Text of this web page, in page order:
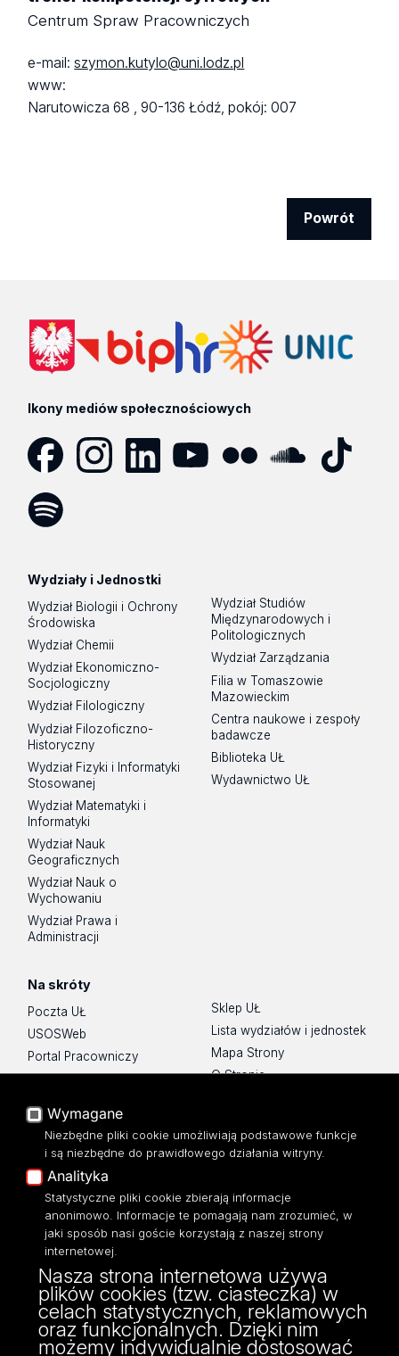
Centrum Spraw Pracowniczych
e-mail:szymon.kutylo@uni.lodz.pl
www:
Narutowicza 68 ,90-136 Łódź,pokój: 007
Powrót
Ikony mediów społecznościowych
Wydziały i Jednostki
Wydział Biologii i Ochrony
Środowiska
Wydział Chemii
Wydział Ekonomiczno-
Socjologiczny
Wydział Filologiczny
Wydział Filozoficzno-
Historyczny
Wydział Fizyki i Informatyki
Stosowanej
Wydział Matematyki i
Informatyki
Wydział Nauk
Geograficznych
Wydział Nauk o
Wychowaniu
Wydział Prawa i
Administracji
Wydział Studiów
Międzynarodowych i
Politologicznych
Wydział Zarządzania
Filia w Tomaszowie
Mazowieckim
Centra naukowe i zespoły
badawcze
Biblioteka UŁ
Wydawnictwo UŁ
Na skróty
Poczta UŁ
USOSWeb
Portal Pracowniczy
Baza Aktów Własnych
Moodle
Eksperci UŁ
Polityka Prywatności
Dostępność
Sklep UŁ
Lista wydziałów i jednostek
Mapa Strony
O Stronie
ul. Narutowicza 68, 90-136 Łódź
NIP: 724 000 32 43
Adres do doręczeń elektronicznych (ADE):
AE:PL-74796-17640-IHHIV-17
KONTAKT
Wymagane
Niezbędne pliki cookie umożliwiają podstawowe funkcje
i są niezbędne do prawidłowego działania witryny.
Analityka
Statystyczne pliki cookie zbierają informacje
anonimowo. Informacje te pomagają nam zrozumieć, w
jaki sposób nasi goście korzystają z naszej strony
internetowej.
Nasza strona internetowa używa
plików cookies (tzw. ciasteczka) w
celach statystycznych, reklamowych
oraz funkcjonalnych. Dzięki nim
możemy indywidualnie dostosować